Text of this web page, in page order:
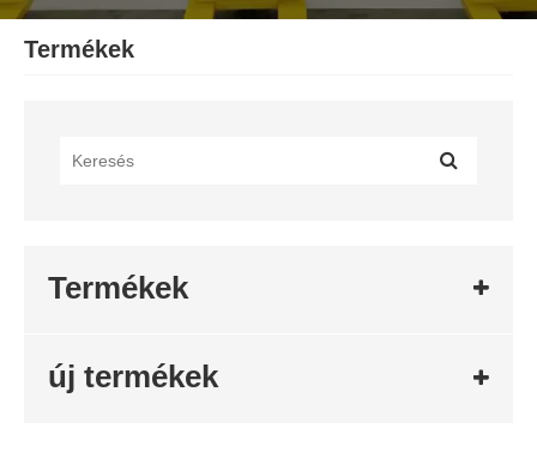
Termékek
Termékek
új termékek